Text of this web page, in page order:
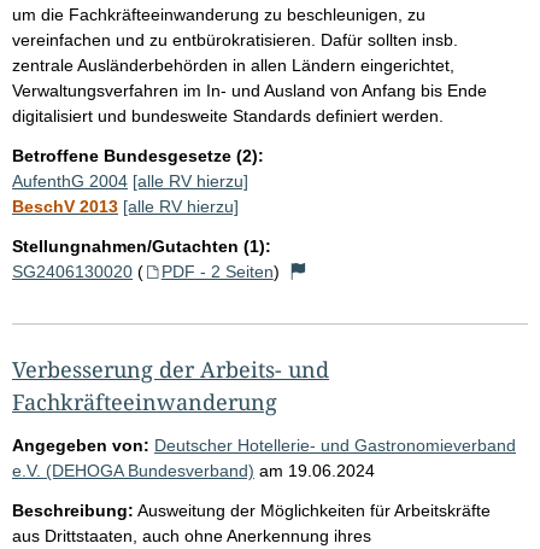
um die Fachkräfteeinwanderung zu beschleunigen, zu
vereinfachen und zu entbürokratisieren. Dafür sollten insb.
zentrale Ausländerbehörden in allen Ländern eingerichtet,
Verwaltungsverfahren im In- und Ausland von Anfang bis Ende
digitalisiert und bundesweite Standards definiert werden.
Betroffene Bundesgesetze (2):
AufenthG 2004 [alle RV hierzu]
BeschV 2013 [alle RV hierzu]
Stellungnahmen/Gutachten (1):
SG2406130020 ( PDF - 2 Seiten)
Verbesserung der Arbeits- und
Fachkräfteeinwanderung
Angegeben von: Deutscher Hotellerie- und Gastronomieverband
e.V. (DEHOGA Bundesverband) am 19.06.2024
Beschreibung: Ausweitung der Möglichkeiten für Arbeitskräfte
aus Drittstaaten, auch ohne Anerkennung ihres